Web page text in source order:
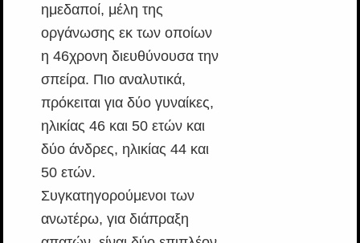
ημεδαποί, μέλη της
οργάνωσης εκ των οποίων
η 46χρονη διευθύνουσα την
σπείρα. Πιο αναλυτικά,
πρόκειται για δύο γυναίκες,
ηλικίας 46 και 50 ετών και
δύο άνδρες, ηλικίας 44 και
50 ετών.
Συγκατηγορούμενοι των
ανωτέρω, για διάπραξη